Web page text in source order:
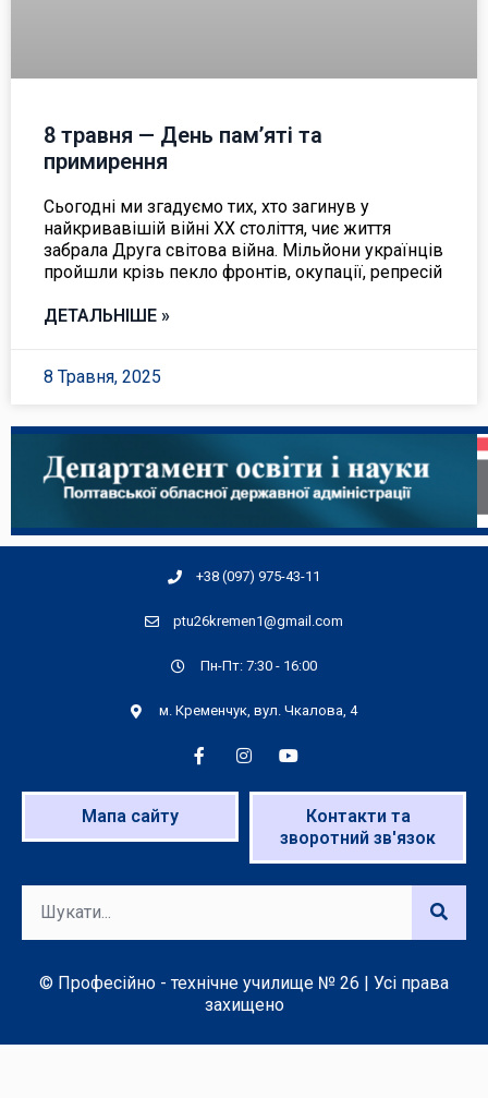
8 травня — День пам’яті та
примирення
Сьогодні ми згадуємо тих, хто загинув у
найкривавішій війні ХХ століття, чиє життя
забрала Друга світова війна. Мільйони українців
пройшли крізь пекло фронтів, окупації, репресій
ДЕТАЛЬНІШЕ »
8 Травня, 2025
+38 (097) 975-43-11
ptu26kremen1@gmail.com
Пн-Пт: 7:30 - 16:00
м. Кременчук, вул. Чкалова, 4
Мапа сайту
Контакти та
зворотний зв'язок
© Професійно - технічне училище № 26 | Усі права
захищено